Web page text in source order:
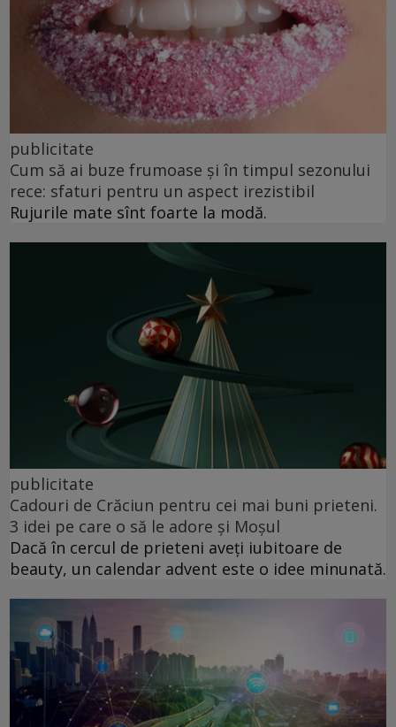
publicitate
Cum să ai buze frumoase şi în timpul sezonului
rece: sfaturi pentru un aspect irezistibil
Rujurile mate sînt foarte la modă.
publicitate
Cadouri de Crăciun pentru cei mai buni prieteni.
3 idei pe care o să le adore și Moșul
Dacă în cercul de prieteni aveți iubitoare de
beauty, un calendar advent este o idee minunată.